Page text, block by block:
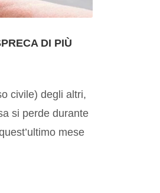
DI PIÙ
civile) degli altri,
si perde durante
mese